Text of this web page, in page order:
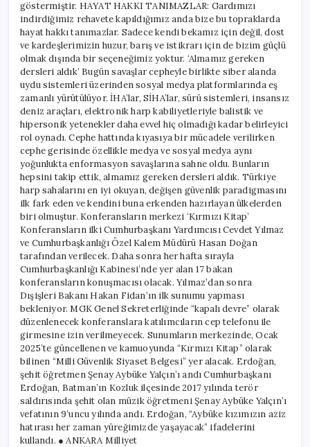
göstermiştir. HAYAT HAKKI TANIMAZLAR: Gardımızı
indirdiğimiz rehavete kapıldığımız anda bize bu topraklarda
hayat hakkı tanımazlar. Sadece kendi bekamız için değil, dost
ve kardeşlerimizin huzur, barış ve istikrarı için de bizim güçlü
olmak dışında bir seçeneğimiz yoktur. ‘Almamız gereken
dersleri aldık’ Bugün savaşlar cepheyle birlikte siber alanda
uydu sistemleri üzerinden sosyal medya platformlarında eş
zamanlı yürütülüyor. İHA’lar, SİHA’lar, sürü sistemleri, insansız
deniz araçları, elektronik harp kabiliyetleriyle balistik ve
hipersonik yetenekler daha evvel hiç olmadığı kadar belirleyici
rol oynadı. Cephe hattında kıyasıya bir mücadele verilirken
cephe gerisinde özellikle medya ve sosyal medya aynı
yoğunlukta enformasyon savaşlarına sahne oldu. Bunların
hepsini takip ettik, almamız gereken dersleri aldık. Türkiye
harp sahalarını en iyi okuyan, değişen güvenlik paradigmasını
ilk fark eden ve kendini buna erkenden hazırlayan ülkelerden
biri olmuştur. Konferansların merkezi ‘Kırmızı Kitap’
Konferansların ilki Cumhurbaşkanı Yardımcısı Cevdet Yılmaz
ve Cumhurbaşkanlığı Özel Kalem Müdürü Hasan Doğan
tarafından verilecek. Daha sonra her hafta sırayla
Cumhurbaşkanlığı Kabinesi’nde yer alan 17 bakan
konferansların konuşmacısı olacak. Yılmaz’dan sonra
Dışişleri Bakanı Hakan Fidan’ın ilk sunumu yapması
bekleniyor. MGK Genel Sekreterliğinde “kapalı devre” olarak
düzenlenecek konferanslara katılımcıların cep telefonu ile
girmesine izin verilmeyecek. Sunumların merkezinde, Ocak
2025’te güncellenen ve kamuoyunda “Kırmızı Kitap” olarak
bilinen “Milli Güvenlik Siyaset Belgesi” yer alacak. Erdoğan,
şehit öğretmen Şenay Aybüke Yalçın’ı andı Cumhurbaşkanı
Erdoğan, Batman’ın Kozluk ilçesinde 2017 yılında terör
saldırısında şehit olan müzik öğretmeni Şenay Aybüke Yalçın’ı
vefatının 9’uncu yılında andı. Erdoğan, “Aybüke kızımızın aziz
hatırası her zaman yüreğimizde yaşayacak” ifadelerini
kullandı. ● ANKARA Milliyet